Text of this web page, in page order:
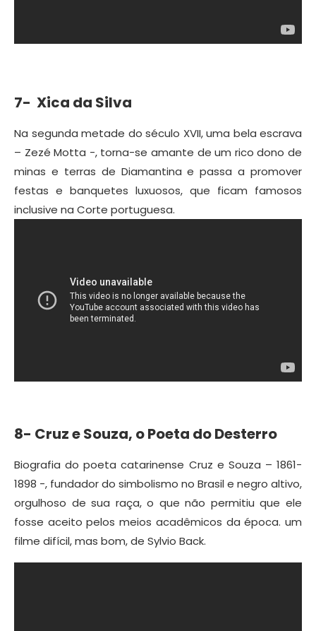
7- Xica da Silva
Na segunda metade do século XVII, uma bela escrava
– Zezé Motta -, torna-se amante de um rico dono de
minas e terras de Diamantina e passa a promover
festas e banquetes luxuosos, que ficam famosos
inclusive na Corte portuguesa.
8- Cruz e Souza, o Poeta do Desterro
Biografia do poeta catarinense Cruz e Souza – 1861-
1898 -, fundador do simbolismo no Brasil e negro altivo,
orgulhoso de sua raça, o que não permitiu que ele
fosse aceito pelos meios acadêmicos da época. um
filme difícil, mas bom, de Sylvio Back.